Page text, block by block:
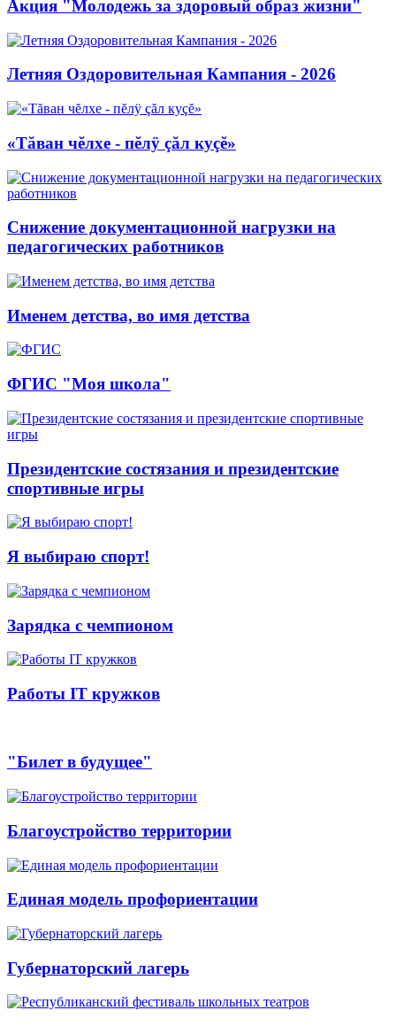
Акция "Молодежь за здоровый образ жизни"
Летняя Оздоровительная Кампания - 2026
«Тăван чĕлхе - пĕлÿ çăл куçĕ»
Снижение документационной нагрузки на
педагогических работников
Именем детства, во имя детства
ФГИС "Моя школа"
Президентские состязания и президентские
спортивные игры
Я выбираю спорт!
Зарядка с чемпионом
Работы IT кружков
"Билет в будущее"
Благоустройство территории
Единая модель профориентации
Губернаторский лагерь